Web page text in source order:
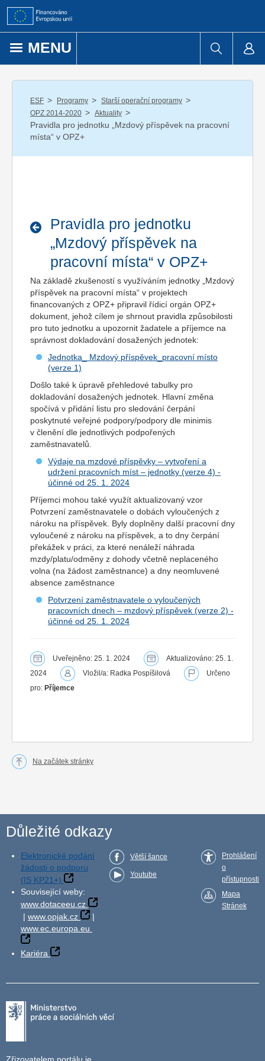
Přejít k obsahu
MENU
ESF / Programy / Starší operační programy /
OPZ 2014-2020 / Aktuality /
Pravidla pro jednotku „Mzdový příspěvek na pracovní
místa“ v OPZ+
Pravidla pro jednotku
„Mzdový příspěvek na
pracovní místa“ v OPZ+
Na základě zkušeností s využíváním jednotky „Mzdový
příspěvek na pracovní místa“ v projektech
financovaných z OPZ+ připravil řídicí orgán OPZ+
dokument, jehož cílem je shrnout pravidla způsobilosti
pro tuto jednotku a upozornit žadatele a příjemce na
správnost dokladování dosažených jednotek:
Jednotka_ Mzdový příspěvek_pracovní místo
(verze 1)
Došlo také k úpravě přehledové tabulky pro
dokladování dosažených jednotek. Hlavní změna
spočívá v přidání listu pro sledování čerpání
poskytnuté veřejné podpory/podpory dle minimis
v členění dle jednotlivých podpořených
zaměstnavatelů.
Výdaje na mzdové příspěvky – vytvoření a
udržení pracovních míst – jednotky (verze 4) -
účinné od 25. 1. 2024
Příjemci mohou také využít aktualizovaný vzor
Potvrzení zaměstnavatele o dobách vyloučených z
nároku na příspěvek. Byly doplněny další pracovní dny
vyloučené z nároku na příspěvek, a to dny čerpání
překážek v práci, za které nenáleží náhrada
mzdy/platu/odměny z dohody včetně neplaceného
volna (na žádost zaměstnance) a dny neomluvené
absence zaměstnance
Potvrzení zaměstnavatele o vyloučených
pracovních dnech – mzdový příspěvek (verze 2) -
účinné od 25. 1. 2024
Uveřejněno: 25. 1. 2024
Aktualizováno: 25. 1.
2024
Vložil/a: Radka Pospíšilová
Určeno
pro: Příjemce
Na začátek stránky
Důležité odkazy
Elektronické podání
žádosti o podporu
(IS KP21+)
Související weby:
www.dotaceeu.cz
| www.opjak.cz
|
www.ec.europa.eu
Kariéra
Větší šance
Youtube
Prohlášení
o
přístupnosti
Mapa
Stránek